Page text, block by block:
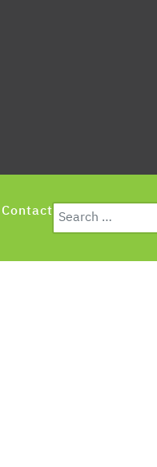
ContactSearch